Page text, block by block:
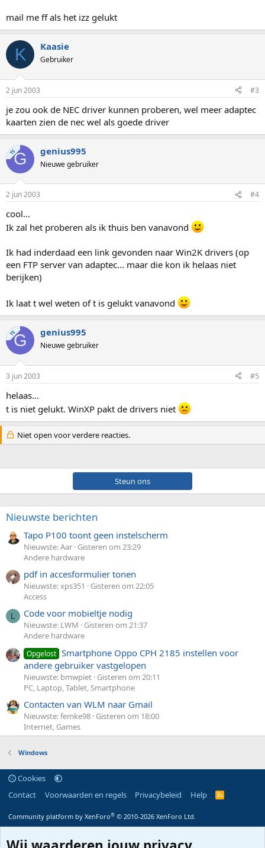
mail me ff als het izz gelukt
K Kaasie
Gebruiker
2 jun 2003 #3
je zou ook de NEC driver kunnen proberen, wel meer adaptec
kaarten zien de nec wel als goede driver
TSG genius995
Nieuwe gebruiker
2 jun 2003 #4
cool...
Ik zal het proberen als ik thuis ben vanavond
Ik had inderdaad een link gevonden naar Win2K drivers (op
een FTP server van adaptec... maar die kon ik helaas niet
berijken)
Ik laat t wel weten of t is gelukt vanavond
TSG genius995
Nieuwe gebruiker
3 jun 2003 #5
helaas...
t is niet gelukt. WinXP pakt de drivers niet
Niet open voor verdere reacties.
Steun ons
Nieuwste berichten
Tapo P100 toont geen instelscherm
Nieuwste: Aar Gisteren om 23:29
Andere hardware
pdf in accesformulier tonen
Nieuwste: xps351
Gisteren om 22:05
Access
L Code voor mobieltje nodig
Nieuwste: LWM
Gisteren om 21:37
Andere hardware
Opgelost Smartphone Oppo CPH 2185 instellen voor
andere gebruiker vastgelopen
Nieuwste: bmwpiet Gisteren om 20:11
PC, Laptop, Tablet, Smartphone
Contacten van WLM naar Gmail
Nieuwste: femke98 Gisteren om 18:00
Internet, Games
Windows
Cookies
Contact
Voorwaarden en regels Privacybeleid Help
R
Community platform by XenForo® © 2010-2026 XenForo Ltd.